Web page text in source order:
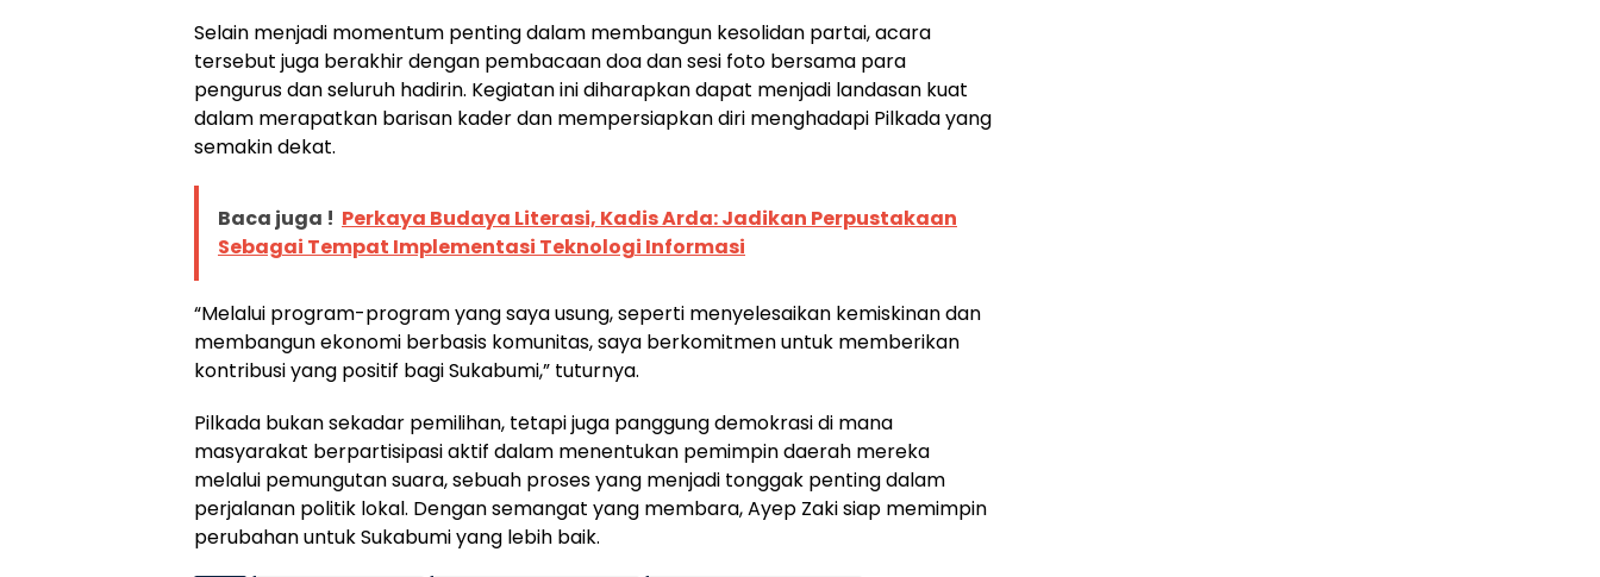
Selain menjadi momentum penting dalam membangun kesolidan partai, acara
tersebut juga berakhir dengan pembacaan doa dan sesi foto bersama para
pengurus dan seluruh hadirin. Kegiatan ini diharapkan dapat menjadi landasan kuat
dalam merapatkan barisan kader dan mempersiapkan diri menghadapi Pilkada yang
semakin dekat.
Baca juga ! Perkaya Budaya Literasi, Kadis Arda: Jadikan Perpustakaan
Sebagai Tempat Implementasi Teknologi Informasi
“Melalui program-program yang saya usung, seperti menyelesaikan kemiskinan dan
membangun ekonomi berbasis komunitas, saya berkomitmen untuk memberikan
kontribusi yang positif bagi Sukabumi,” tuturnya.
Pilkada bukan sekadar pemilihan, tetapi juga panggung demokrasi di mana
masyarakat berpartisipasi aktif dalam menentukan pemimpin daerah mereka
melalui pemungutan suara, sebuah proses yang menjadi tonggak penting dalam
perjalanan politik lokal. Dengan semangat yang membara, Ayep Zaki siap memimpin
perubahan untuk Sukabumi yang lebih baik.